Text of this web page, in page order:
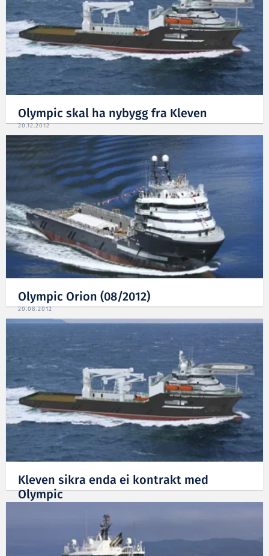
Olympic skal ha nybygg fra Kleven
20.12.2012
Olympic Orion (08/2012)
20.08.2012
Kleven sikra enda ei kontrakt med
Olympic